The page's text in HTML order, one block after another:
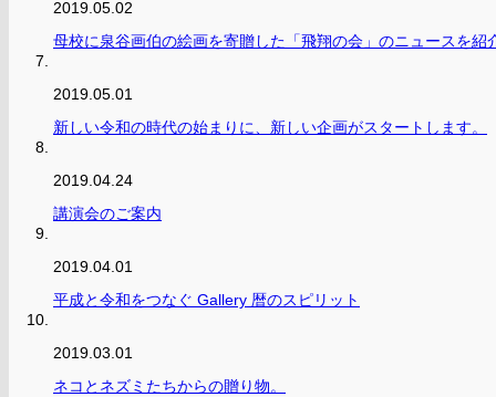
2019.05.02
母校に泉谷画伯の絵画を寄贈した「飛翔の会」のニュースを紹
2019.05.01
新しい令和の時代の始まりに、新しい企画がスタートします。
2019.04.24
講演会のご案内
2019.04.01
平成と令和をつなぐ Gallery 暦のスピリット
2019.03.01
ネコとネズミたちからの贈り物。